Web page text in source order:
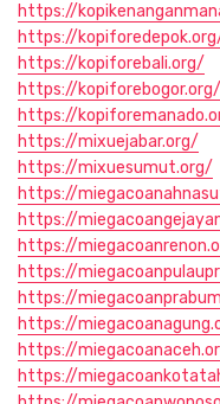
https://
https://
https://kopiforebali.org/
https://kopiforebogor.org/
https://
https://mixuejabar.org/
https://mixuesumut.org/
https://
https://
https://
https://
https://
https://
https://
https://